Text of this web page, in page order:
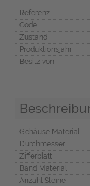
Referenz
Code
Zustand
Produktionsjahr
Besitz von
Gehäuse Material
Durchmesser
Zifferblatt
Band Material
Anzahl Steine